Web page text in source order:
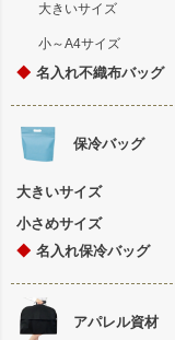
大きいサイズ
小～A4サイズ
◆ 名入れ不織布バッグ
保冷バッグ
大きいサイズ
小さめサイズ
◆ 名入れ保冷バッグ
アパレル資材